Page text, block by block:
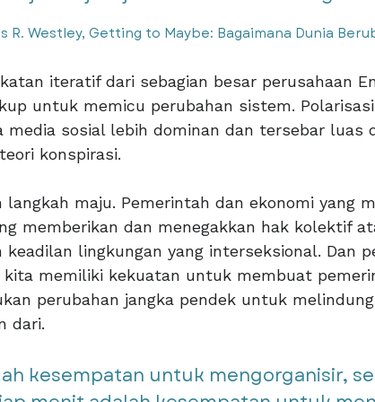
R. Westley, Getting to Maybe: Bagaimana Dunia
iteratif dari sebagian besar perusahaan
untuk memicu perubahan sistem.
media sosial lebih dominan dan tersebar luas
konspirasi.
maju. Pemerintah dan ekonomi yang
memberikan dan menegakkan hak kolektif
keadilan lingkungan yang interseksional. Dan
memiliki kekuatan untuk membuat
perubahan jangka pendek untuk
dari.
kesempatan untuk mengorganisir,